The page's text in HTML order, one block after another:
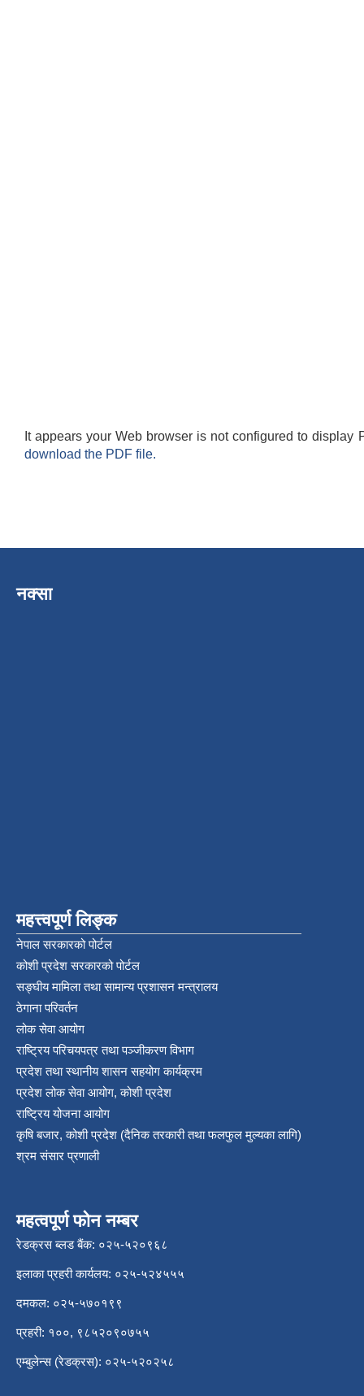
It appears your Web browser is not configured to display
download the PDF file.
नक्सा
महत्त्वपूर्ण लिङ्क
नेपाल सरकारको पोर्टल
कोशी प्रदेश सरकारको पोर्टल
सङ्‍घीय मामिला तथा सामान्य प्रशासन मन्त्रालय
ठेगाना परिवर्तन
लोक सेवा आयोग
राष्ट्रिय परिचयपत्र तथा पञ्‍जीकरण विभाग
प्रदेश तथा स्थानीय शासन सहयोग कार्यक्रम
प्रदेश लोक सेवा आयोग, कोशी प्रदेश
राष्ट्रिय योजना आयोग
कृषि बजार, कोशी प्रदेश (दैनिक तरकारी तथा फलफुल मुल्यका लागि)
श्रम संसार प्रणाली
महत्वपूर्ण फोन नम्बर
रेडक्रस ब्लड बैंक: ०२५-५२०९६८
इलाका प्रहरी कार्यलय: ०२५-५२४५५५
दमकल: ०२५-५७०१९९
प्रहरी: १००, ९८५२०९०७५५
एम्बुलेन्स (रेडक्रस): ०२५-५२०२५८